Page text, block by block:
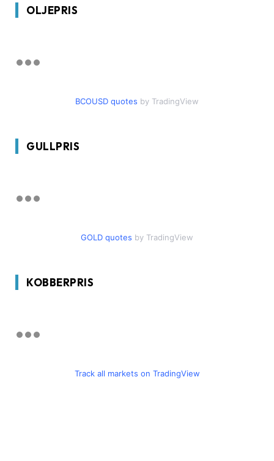
OLJEPRIS
BCOUSD quotes by TradingView
GULLPRIS
GOLD quotes by TradingView
KOBBERPRIS
Track all markets on TradingView